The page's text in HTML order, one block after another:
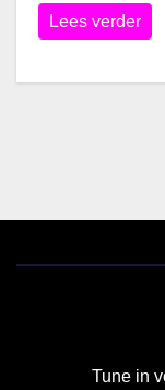
Lees verder
Tune in